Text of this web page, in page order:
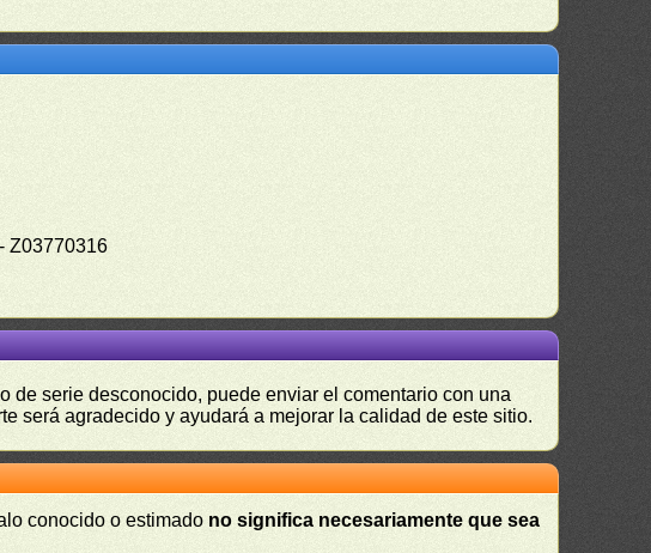
Z03770316
de serie desconocido, puede enviar el comentario con una
será agradecido y ayudará a mejorar la calidad de este sitio.
conocido o estimado no significa necesariamente que sea